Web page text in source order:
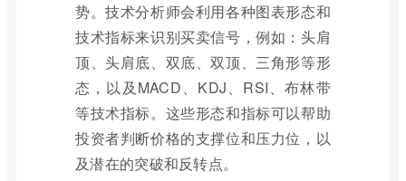
势。技术分析师会利用各种图表形态和
技术指标来识别买卖信号，例如：头肩
顶、头肩底、双底、双顶、三角形等形
态，以及MACD、KDJ、RSI、布林带
等技术指标。这些形态和指标可以帮助
投资者判断价格的支撑位和压力位，以
及潜在的突破和反转点。